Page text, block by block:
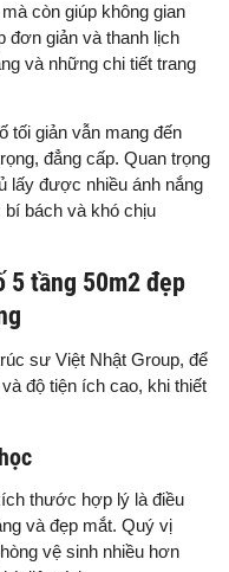
còn giúp không gian
đơn giản và thanh lịch
và những chi tiết trang
tối giản vẫn mang đến
đẳng cấp. Quan trọng
lấy được nhiều ánh nắng
bách và khó chịu
tầng 50m2 đẹp
sư Việt Nhật Group, để
độ tiện ích cao, khi thiết
thước hợp lý là điều
và đẹp mắt. Quý vị
vệ sinh nhiều hơn